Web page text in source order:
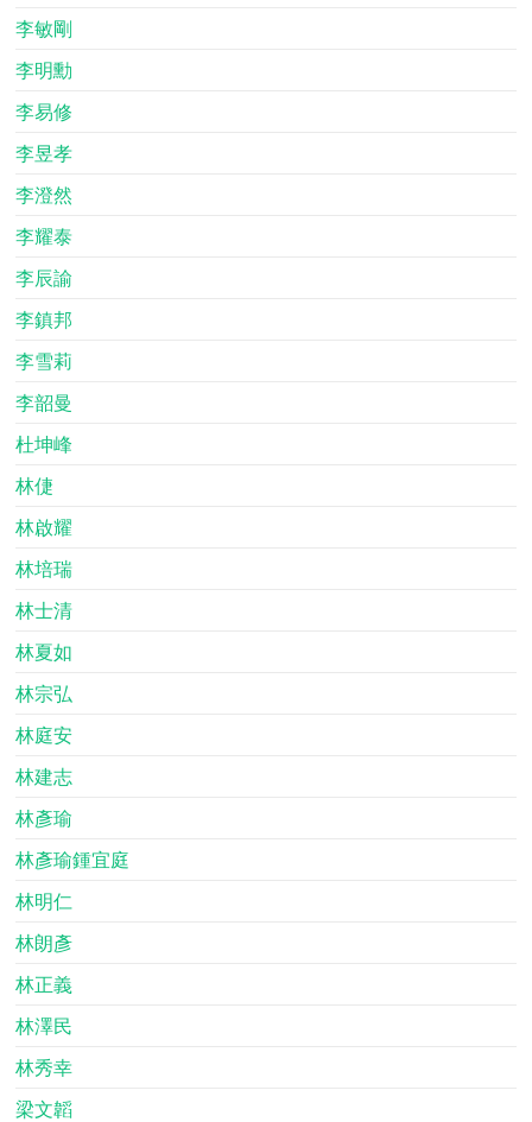
李敏剛
李明勳
李易修
李昱孝
李澄然
李耀泰
李辰諭
李鎮邦
李雪莉
李韶曼
杜坤峰
林倢
林啟耀
林培瑞
林士清
林夏如
林宗弘
林庭安
林建志
林彥瑜
林彥瑜鍾宜庭
林明仁
林朗彥
林正義
林澤民
林秀幸
梁文韜